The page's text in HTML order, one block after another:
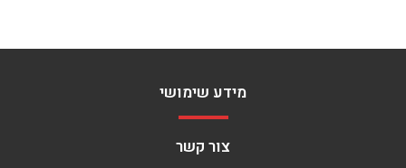
מידע שימושי
צור קשר